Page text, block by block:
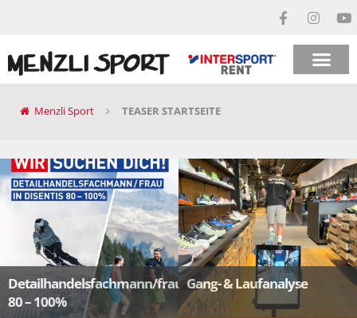
Menzli Sport TEASER STARTSEITE
Detailhandelsfachmann/frau
80 – 100%
Gang- & Laufanalyse